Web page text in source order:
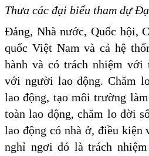
Thưa các đại biểu tham dự
Đảng, Nhà nước, Quốc hội,
quốc Việt Nam và cả hệ
hành và có trách nhiệm với
với người lao động. Chăm
lao động, tạo môi trường
toàn lao động, chăm lo đời
lao động có nhà ở, điều kiện
nghỉ ngơi đó là trách